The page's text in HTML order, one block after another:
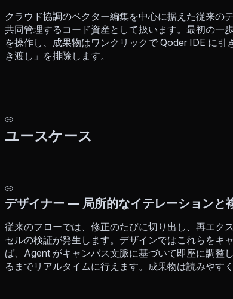
クラウド協調のベクター編集を中心に据えた従来の
共同管理するコード資産として扱います。最初の一
を操作し、成果物はワンクリックで Qoder IDE に
き渡し」を排除します。
ユースケース
デザイナー — 局所的なイテレーションと
従来のフローでは、修正のたびに切り出し、再エク
セルの検証が発生します。デザインではこれらをキ
ば、Agent がキャンバス文脈に基づいて即座に調整
るまでリアルタイムに行えます。成果物は読みやす